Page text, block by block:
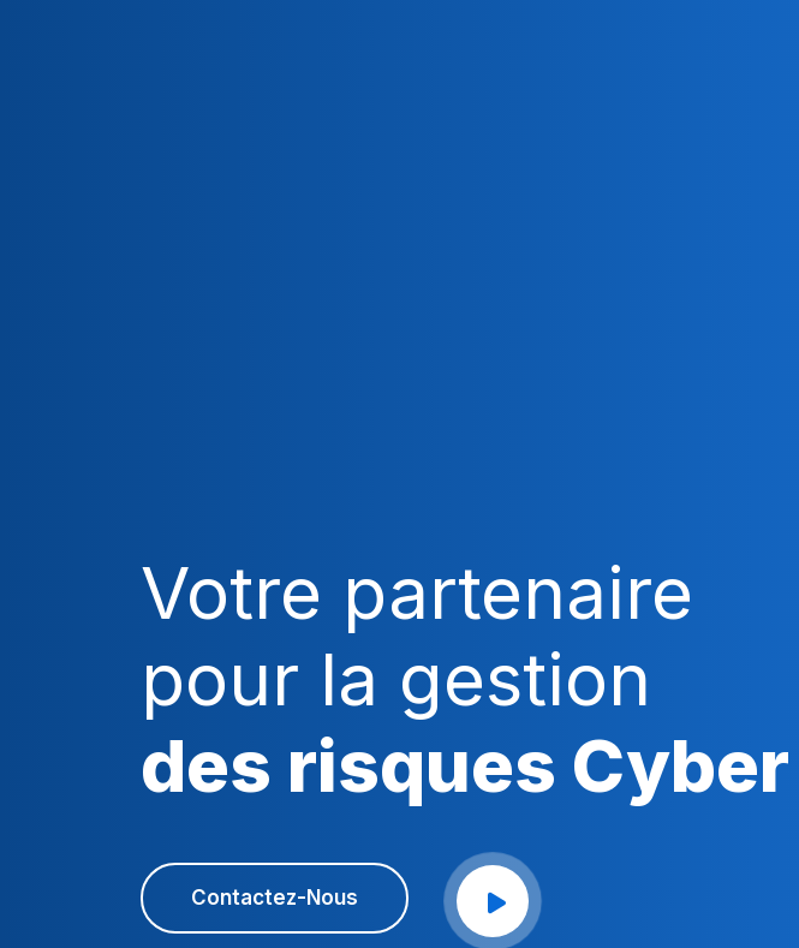
Votre partenaire
pour la gestion
des risques Cyber
Contactez-Nous